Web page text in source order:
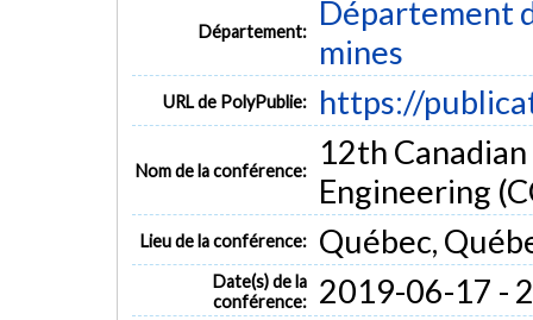
Département:
Département
mines
URL de PolyPublie: https://
Nom de la conférence:
12th
Engineering
Lieu de la conférence: Québec,
Date(s) de la
conférence:
2019-06-17 -